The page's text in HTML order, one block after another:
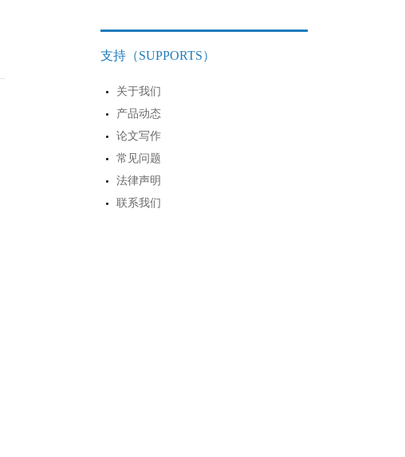
支持（SUPPORTS）
关于我们
产品动态
论文写作
常见问题
法律声明
联系我们